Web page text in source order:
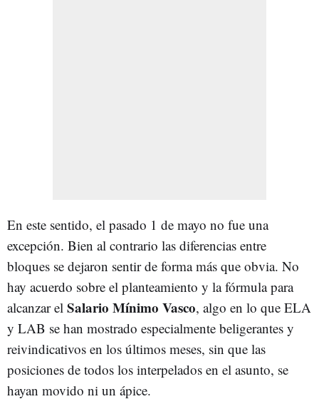
En este sentido, el pasado 1 de mayo no fue una
excepción. Bien al contrario las diferencias entre
bloques se dejaron sentir de forma más que obvia. No
hay acuerdo sobre el planteamiento y la fórmula para
alcanzar el Salario Mínimo Vasco, algo en lo que ELA
y LAB se han mostrado especialmente beligerantes y
reivindicativos en los últimos meses, sin que las
posiciones de todos los interpelados en el asunto, se
hayan movido ni un ápice.